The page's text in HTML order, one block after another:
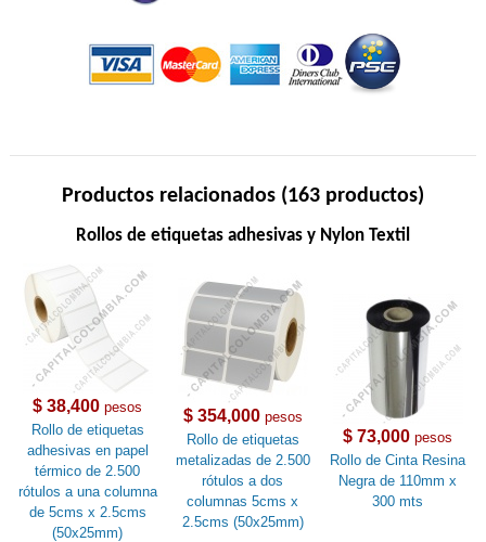
Productos relacionados (163 productos)
Rollos de etiquetas adhesivas y Nylon Textil
$ 38,400 pesos
Rollo de etiquetas
adhesivas en papel
térmico de 2.500
rótulos a una columna
de 5cms x 2.5cms
(50x25mm)
$ 354,000pesos
Rollo de etiquetas
metalizadas de 2.500
rótulos a dos
columnas 5cms x
2.5cms (50x25mm)
$ 73,000 pesos
Rollo de Cinta Resina
Negra de 110mm x
300 mts